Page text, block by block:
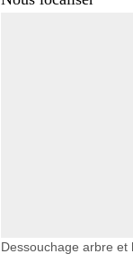
Dessouchage arbre et